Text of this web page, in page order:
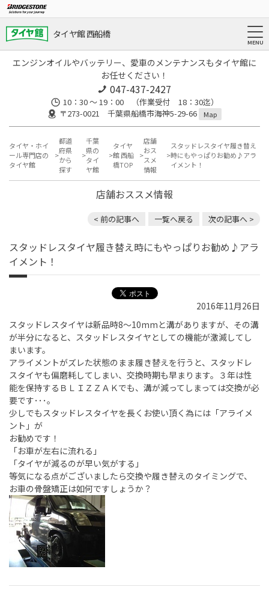
タイヤ館 西船橋
エンジンオイルやバッテリー、愛車のメンテナンスもタイヤ館に
お任せください！
047-437-2427
10：30 ～ 19：00 （作業受付 18：30迄）
〒273-0021 千葉県船橋市海神5-29-66
Map
タイヤ・ホイ
ール専門店の
タイヤ館
都道
府県
から
探す
千葉
県の
タイ
ヤ館
タイヤ
館 西船
橋TOP
店舗
おス
スメ
情報
スタッドレスタイヤ履き替え
時にもやっぱりお勧め♪アラ
イメント！
店舗おススメ情報
< 前の記事へ 一覧へ戻る 次の記事へ >
スタッドレスタイヤ履き替え時にもやっぱりお勧め♪アラ
イメント！
2016年11月26日
スタッドレスタイヤは新品時8～10mmと溝がありますが、その溝
が半分になると、スタッドレスタイヤとしての機能が激減してし
まいます。
アライメントがズレた状態のまま履き替えを行うと、スタッドレ
スタイヤも偏磨耗してしまい、交換時期も早まります。３年は性
能を保持するＢＬＩＺＺＡＫでも、溝が減ってしまっては交換が必
要です･･･。
少しでもスタッドレスタイヤを長くお使い頂く為には「アライメ
ント」が
お勧めです！
「お車が左右に流れる」
「タイヤが減るのが早い気がする」
等気になる点がございましたら交換や履き替えのタイミングで、
お車の骨盤矯正は如何ですしょうか？